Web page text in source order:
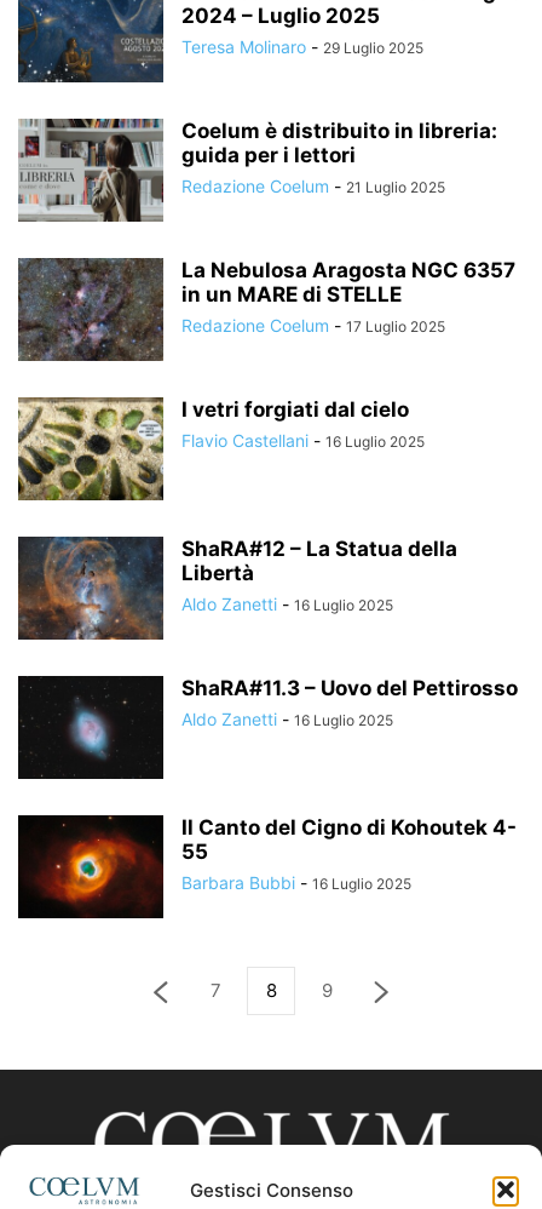
Gestisci Consenso
2024 – Luglio 2025
Teresa Molinaro - 29 Luglio 2025
Coelum è distribuito in libreria:
guida per i lettori
Redazione Coelum - 21 Luglio 2025
La Nebulosa Aragosta NGC 6357
in un MARE di STELLE
Redazione Coelum - 17 Luglio 2025
I vetri forgiati dal cielo
Flavio Castellani - 16 Luglio 2025
ShaRA#12 – La Statua della
Libertà
Aldo Zanetti - 16 Luglio 2025
ShaRA#11.3 – Uovo del Pettirosso
Aldo Zanetti - 16 Luglio 2025
Il Canto del Cigno di Kohoutek 4-
55
Barbara Bubbi - 16 Luglio 2025
7 8 9